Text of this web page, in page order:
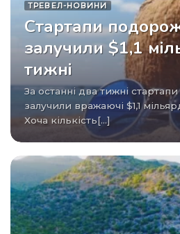
ТРЕВЕЛ-НОВИНИ
Стартапи
залучили $1,1
тижні
За останні два тижні стартапи в галузі подорожей
залучили вражаючі $1,1
Хоча кількість[...]